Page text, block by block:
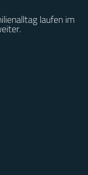
laufen im